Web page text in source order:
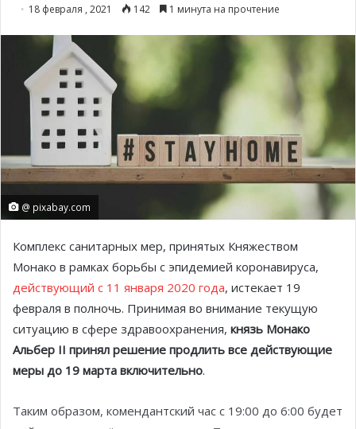
18 февраля , 2021 142 1 минута на прочтение
@ pixabay.com
Комплекс санитарных мер, принятых Княжеством
Монако в рамках борьбы с эпидемией коронавируса,
действующий с 11 января 2020 года, истекает 19
февраля в полночь. Принимая во внимание текущую
ситуацию в сфере здравоохранения, князь Монако
Альбер II принял решение продлить все действующие
меры до 19 марта включительно.
Таким образом, комендантский час с 19:00 до 6:00 будет